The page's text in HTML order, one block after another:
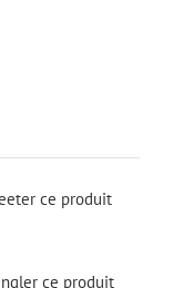
ce produit
ce produit